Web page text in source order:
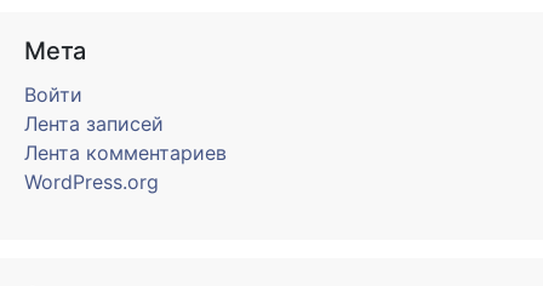
Мета
Войти
Лента записей
Лента комментариев
WordPress.org